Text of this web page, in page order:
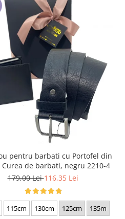
pentru barbati cu Portofel din
Curea de barbati, negru 2210-4
179,00 Lei116,35 Lei
115cm 130cm 125cm 135m